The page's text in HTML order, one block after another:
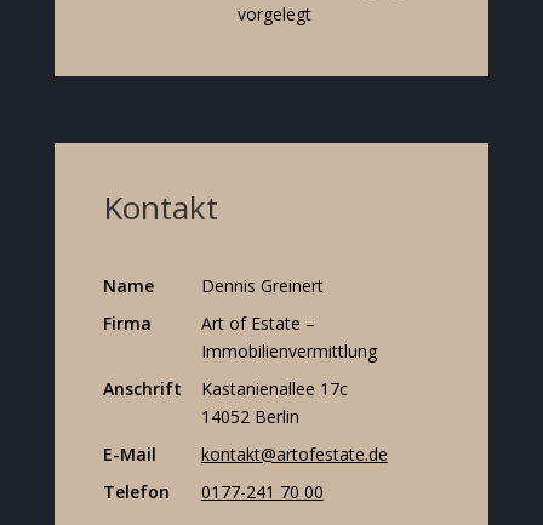
vorgelegt
Kontakt
Name
Dennis Greinert
Firma
Art of Estate –
Immobilienvermittlung
Anschrift
Kastanienallee 17c
14052 Berlin
E-Mail
kontakt@artofestate.de
Telefon
0177-241 70 00